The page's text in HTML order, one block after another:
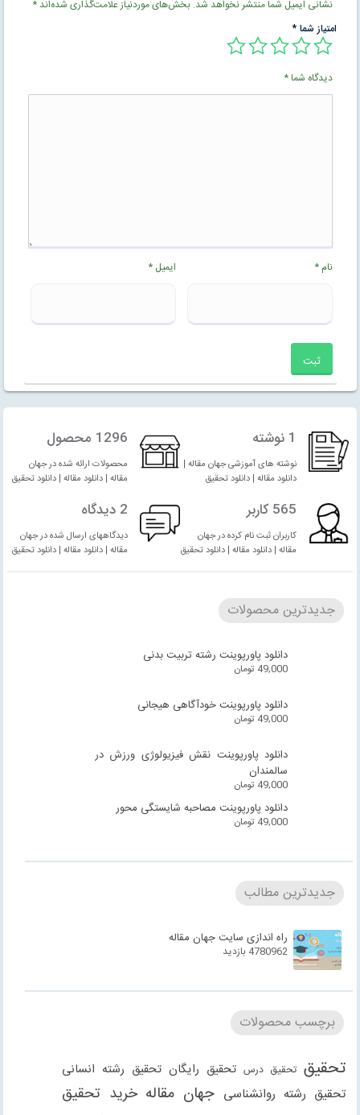
نشانی ایمیل شما منتشر نخواهد شد. بخش‌های موردنیاز علامت‌گذاری شده‌اند*
امتیاز شما*
دیدگاه شما*
نام* ایمیل*
1 نوشته
نوشته های آموزشی جهان مقاله |
دانلود مقاله | دانلود تحقیق
1296 محصول
محصولات ارائه شده در جهان
مقاله | دانلود مقاله | دانلود تحقیق
565 کاربر
کاربران ثبت نام کرده در جهان
مقاله | دانلود مقاله | دانلود تحقیق
2 دیدگاه
دیدگاههای ارسال شده در جهان
مقاله | دانلود مقاله | دانلود تحقیق
جدیدترین محصولات
دانلود پاورپوینت رشته تربیت بدنی
49,000 تومان
دانلود پاورپوینت خودآگاهی هیجانی
49,000 تومان
دانلود پاورپوینت نقش فیزیولوژی ورزش در
سالمندان
49,000 تومان
دانلود پاورپوینت مصاحبه شایستگی محور
49,000 تومان
جدیدترین مطالب
راه اندازی سایت جهان مقاله
4780962 بازدید
برچسب محصولات
تحقیق تحقیق درس تحقیق رایگان تحقیق رشته انسانی
تحقیق رشته روانشناسی جهان مقاله خرید تحقیق